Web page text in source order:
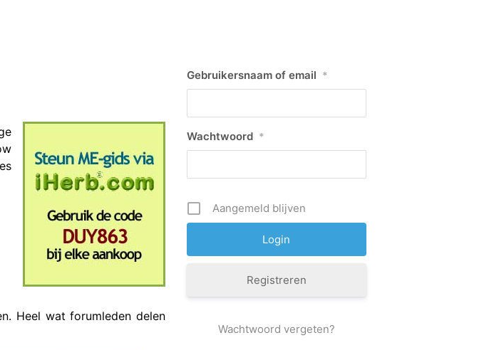
Heel wat forumleden delen
Gebruikersnaam of email *
Wachtwoord *
Aangemeld blijven
Registreren
Wachtwoord vergeten?